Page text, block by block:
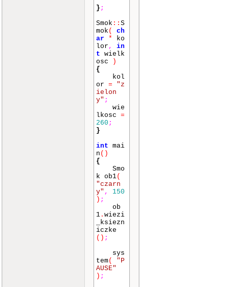
} ;
Smok :: S
mok (
ch
ar
*
ko
lor ,
in
t wielk
osc
)
{
kol
or =
"z
ielon
y" ;
wie
lkosc =
260 ;
}
int mai
n ()
{
Smo
k ob1(
"czarn
y" ,
150
) ;
ob
1 . wiezi
_ksiezn
iczke
() ;
sys
tem(
"P
AUSE"
) ;